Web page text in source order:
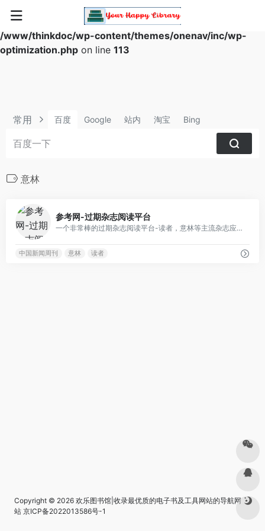
Warning
: Array to string conversion in
/www/thinkdoc/wp-content/themes/onenav/inc/wp-
optimization.php on line 113
常用 百度 Google 站内 淘宝 Bing
意林
参考网-过期杂志阅读平台
一个非常棒的过期杂志阅读平台-读者，意林等主流杂志应有尽有
中国新闻周刊 意林 读者
Copyright © 2026 欢乐图书馆|收录最优质的电子书及工具网站的导航网
站 京ICP备2022013586号-1